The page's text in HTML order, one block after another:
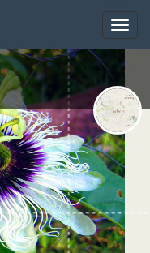
Toggle
Toggle